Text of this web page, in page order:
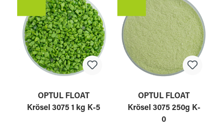
OPTUL FLOAT
Krösel 3075 1 kg K-5
OPTUL FLOAT
Krösel 3075 250g K-
0